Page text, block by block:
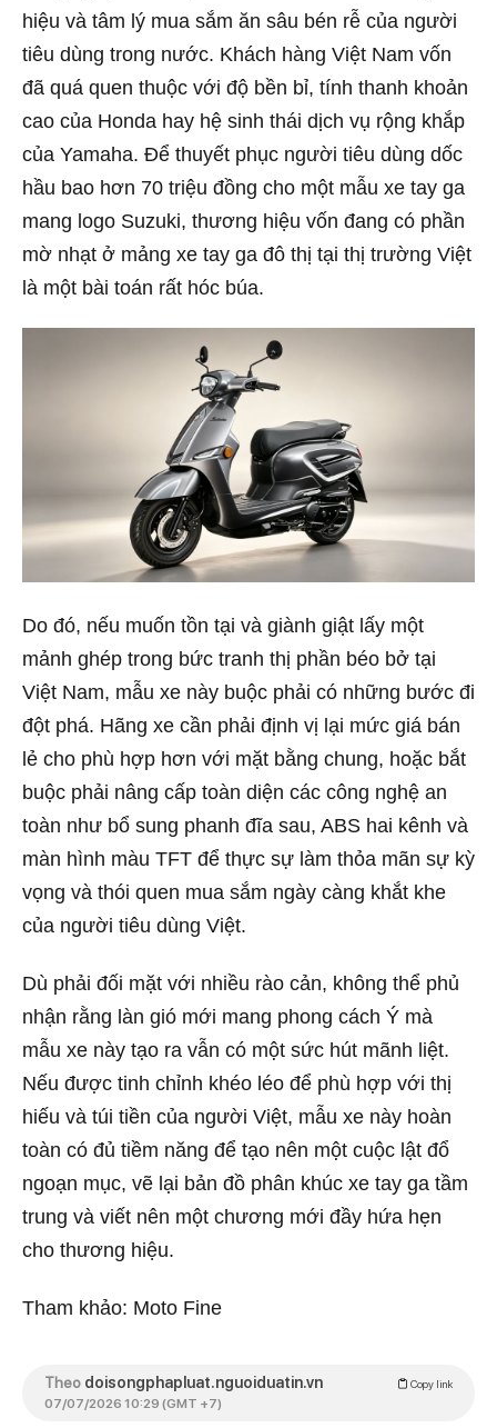
hiệu và tâm lý mua sắm ăn sâu bén rễ của người
tiêu dùng trong nước. Khách hàng Việt Nam vốn
đã quá quen thuộc với độ bền bỉ, tính thanh khoản
cao của Honda hay hệ sinh thái dịch vụ rộng khắp
của Yamaha. Để thuyết phục người tiêu dùng dốc
hầu bao hơn 70 triệu đồng cho một mẫu xe tay ga
mang logo Suzuki, thương hiệu vốn đang có phần
mờ nhạt ở mảng xe tay ga đô thị tại thị trường Việt
là một bài toán rất hóc búa.
Do đó, nếu muốn tồn tại và giành giật lấy một
mảnh ghép trong bức tranh thị phần béo bở tại
Việt Nam, mẫu xe này buộc phải có những bước đi
đột phá. Hãng xe cần phải định vị lại mức giá bán
lẻ cho phù hợp hơn với mặt bằng chung, hoặc bắt
buộc phải nâng cấp toàn diện các công nghệ an
toàn như bổ sung phanh đĩa sau, ABS hai kênh và
màn hình màu TFT để thực sự làm thỏa mãn sự kỳ
vọng và thói quen mua sắm ngày càng khắt khe
của người tiêu dùng Việt.
Dù phải đối mặt với nhiều rào cản, không thể phủ
nhận rằng làn gió mới mang phong cách Ý mà
mẫu xe này tạo ra vẫn có một sức hút mãnh liệt.
Nếu được tinh chỉnh khéo léo để phù hợp với thị
hiếu và túi tiền của người Việt, mẫu xe này hoàn
toàn có đủ tiềm năng để tạo nên một cuộc lật đổ
ngoạn mục, vẽ lại bản đồ phân khúc xe tay ga tầm
trung và viết nên một chương mới đầy hứa hẹn
cho thương hiệu.
Tham khảo: Moto Fine
Theo doisongphapluat.nguoiduatin.vn Copy link
07/07/2026 10:29 (GMT +7)